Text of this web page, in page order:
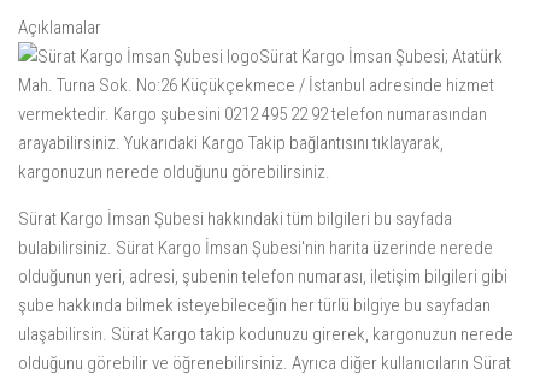
Açıklamalar
Sürat Kargo İmsan Şubesi; Atatürk
Mah. Turna Sok. No:26 Küçükçekmece / İstanbul adresinde hizmet
vermektedir. Kargo şubesini 0212 495 22 92 telefon numarasından
arayabilirsiniz. Yukarıdaki Kargo Takip bağlantısını tıklayarak,
kargonuzun nerede olduğunu görebilirsiniz.
Sürat Kargo İmsan Şubesi hakkındaki tüm bilgileri bu sayfada
bulabilirsiniz. Sürat Kargo İmsan Şubesi'nin harita üzerinde nerede
olduğunun yeri, adresi, şubenin telefon numarası, iletişim bilgileri gibi
şube hakkında bilmek isteyebileceğin her türlü bilgiye bu sayfadan
ulaşabilirsin. Sürat Kargo takip kodunuzu girerek, kargonuzun nerede
olduğunu görebilir ve öğrenebilirsiniz. Ayrıca diğer kullanıcıların Sürat